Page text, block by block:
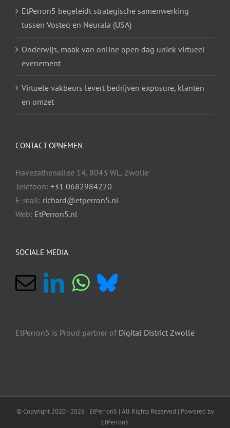
EtPerron5 begeleidt strategische samenwerking
tussen Vosteq en Neurala (USA)
Onderwijs, maak van online open dag uniek virtueel
evenement
Virtuele vakbeurs levert bedrijven exposure, klanten
en omzet
CONTACT OPNEMEN
Havezathenallee 14, 8043 WL, Zwolle
Telefoon: +31 0682984220
E-mail: richard@etperron5.nl
Web: EtPerron5.nl
SOCIALE MEDIA
EtPerron5 is Proud partner of Digital District Zwolle
© Copyright 2020 - 2026 | EtPerron5 | All Rights Reserved | Powered by
EtPerron5